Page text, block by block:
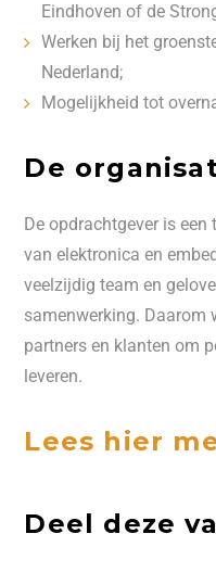
Eindhoven of de
Werken bij het
Nederland;
Mogelijkheid tot
De
De opdrachtgever is
van elektronica en
veelzijdig team en
samenwerking. Daarom
partners en klanten om
leveren.
Lees hier
Deel deze